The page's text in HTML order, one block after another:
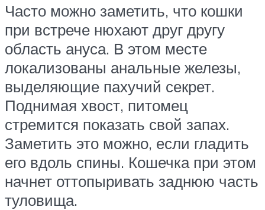
Часто можно заметить, что кошки
при встрече нюхают друг другу
область ануса. В этом месте
локализованы анальные железы,
выделяющие пахучий секрет.
Поднимая хвост, питомец
стремится показать свой запах.
Заметить это можно, если гладить
его вдоль спины. Кошечка при этом
начнет оттопыривать заднюю часть
туловища.